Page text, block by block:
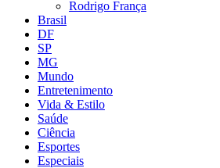
Rodrigo França
Brasil
DF
SP
MG
Mundo
Entretenimento
Vida & Estilo
Saúde
Ciência
Esportes
Especiais